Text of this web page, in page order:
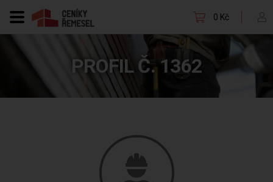
0 Kč
PROFIL Č. 1362